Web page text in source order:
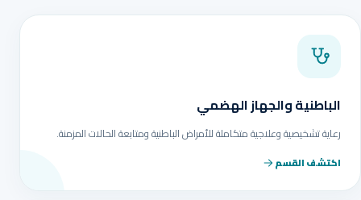
الباطنية والجهاز الهضمي
رعاية تشخيصية وعلاجية متكاملة للأمراض الباطنية ومتابعة الحالات المزمنة.
اكتشف القسم